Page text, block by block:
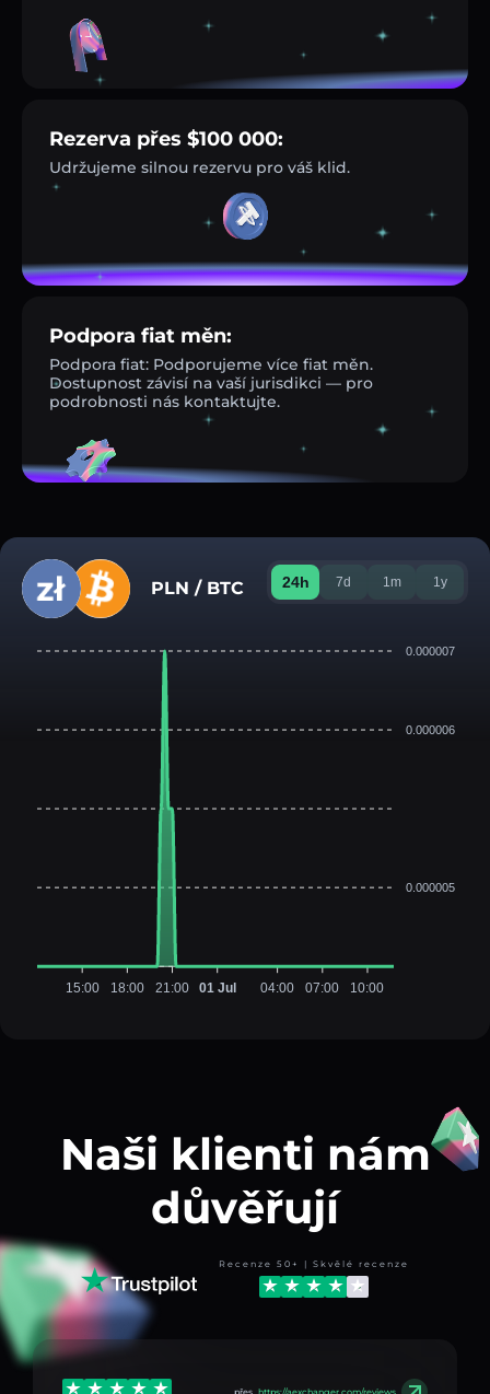
Rezerva přes $100 000:
Udržujeme silnou rezervu pro váš klid.
Podpora fiat měn:
Podpora fiat: Podporujeme více fiat měn.
Dostupnost závisí na vaší jurisdikci — pro
podrobnosti nás kontaktujte.
PLN / BTC 24h 7d 1m 1y
0.000007
0.000006
0.000005
15:00 18:00 21:00 01 Jul 04:00 07:00 10:00
Naši klienti nám
důvěřují
Recenze 50+ | Skvělé recenze
přes https://aexchanger.com/reviews